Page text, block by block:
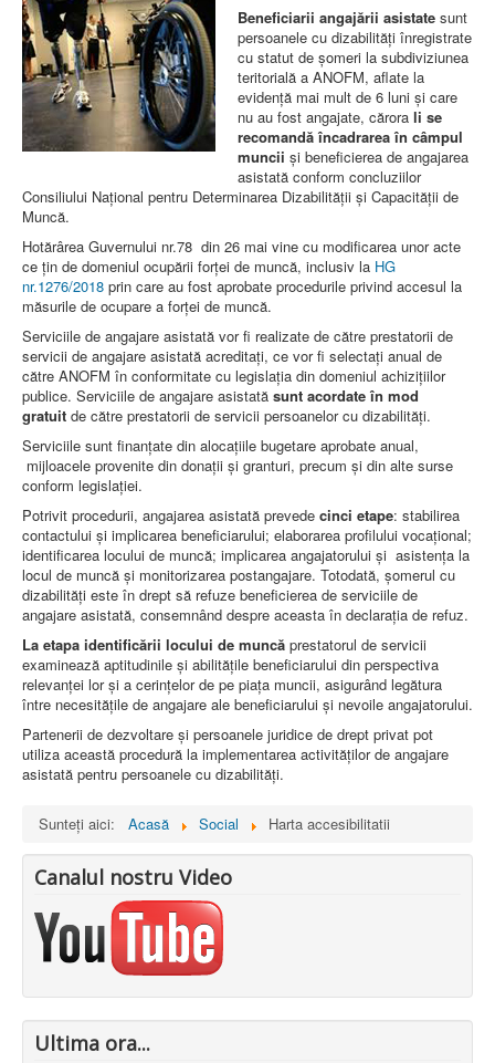
Proiecte
Actiuni de caritate
Legislatie
Scrisori de multumire
Contacte
Beneficiarii angajării asistate sunt
persoanele cu dizabilități înregistrate
cu statut de șomeri la subdiviziunea
teritorială a ANOFM, aflate la
evidență mai mult de 6 luni și care
nu au fost angajate, cărora li se
recomandă încadrarea în câmpul
muncii și beneficierea de angajarea
asistată conform concluziilor
Consiliului Național pentru Determinarea Dizabilității şi Capacității de
Muncă.
Hotărârea Guvernului nr.78 din 26 mai vine cu modificarea unor acte
ce țin de domeniul ocupării forței de muncă, inclusiv la HG
nr.1276/2018 prin care au fost aprobate procedurile privind accesul la
măsurile de ocupare a forței de muncă.
Serviciile de angajare asistată vor fi realizate de către prestatorii de
servicii de angajare asistată acreditați, ce vor fi selectați anual de
către ANOFM în conformitate cu legislaţia din domeniul achiziţiilor
publice. Serviciile de angajare asistată sunt acordate în mod
gratuit de către prestatorii de servicii persoanelor cu dizabilități.
Serviciile sunt finanţate din alocațiile bugetare aprobate anual,
mijloacele provenite din donații și granturi, precum și din alte surse
conform legislației.
Potrivit procedurii, angajarea asistată prevede cinci etape: stabilirea
contactului și implicarea beneficiarului; elaborarea profilului vocațional;
identificarea locului de muncă; implicarea angajatorului și asistența la
locul de muncă și monitorizarea postangajare. Totodată, șomerul cu
dizabilități este în drept să refuze beneficierea de serviciile de
angajare asistată, consemnând despre aceasta în declarația de refuz.
La etapa identificării locului de muncă prestatorul de servicii
examinează aptitudinile și abilitățile beneficiarului din perspectiva
relevanței lor și a cerințelor de pe piața muncii, asigurând legătura
între necesitățile de angajare ale beneficiarului și nevoile angajatorului.
Partenerii de dezvoltare și persoanele juridice de drept privat pot
utiliza această procedură la implementarea activităților de angajare
asistată pentru persoanele cu dizabilități.
Sunteți aici: Acasă Social Harta accesibilitatii
Canalul nostru Video
Ultima ora...